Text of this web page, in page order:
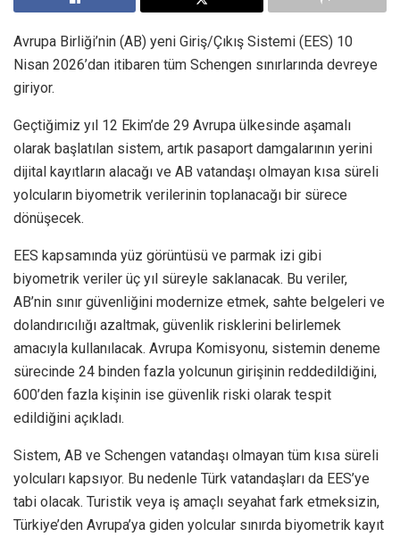
Avrupa Birliği’nin (AB) yeni Giriş/Çıkış Sistemi (EES) 10
Nisan 2026’dan itibaren tüm Schengen sınırlarında devreye
giriyor.
Geçtiğimiz yıl 12 Ekim’de 29 Avrupa ülkesinde aşamalı
olarak başlatılan sistem, artık pasaport damgalarının yerini
dijital kayıtların alacağı ve AB vatandaşı olmayan kısa süreli
yolcuların biyometrik verilerinin toplanacağı bir sürece
dönüşecek.
EES kapsamında yüz görüntüsü ve parmak izi gibi
biyometrik veriler üç yıl süreyle saklanacak. Bu veriler,
AB’nin sınır güvenliğini modernize etmek, sahte belgeleri ve
dolandırıcılığı azaltmak, güvenlik risklerini belirlemek
amacıyla kullanılacak. Avrupa Komisyonu, sistemin deneme
sürecinde 24 binden fazla yolcunun girişinin reddedildiğini,
600’den fazla kişinin ise güvenlik riski olarak tespit
edildiğini açıkladı.
Sistem, AB ve Schengen vatandaşı olmayan tüm kısa süreli
yolcuları kapsıyor. Bu nedenle Türk vatandaşları da EES’ye
tabi olacak. Turistik veya iş amaçlı seyahat fark etmeksizin,
Türkiye’den Avrupa’ya giden yolcular sınırda biyometrik kayıt